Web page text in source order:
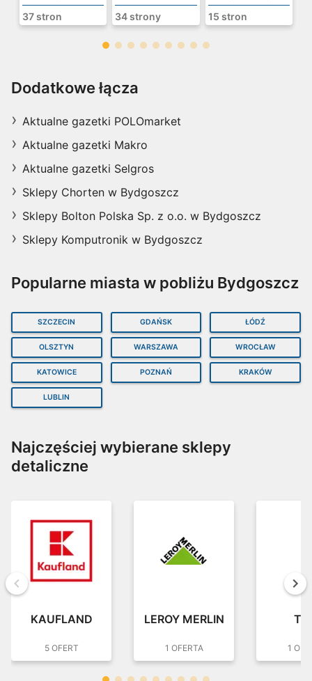
37 stron 34 strony 15 stron
Dworcowa 46, 85-001 Bydgoszcz
odległość: 0,44 km
oferty: 3
Biedronka gaz
etka
84 strony
Szeroki wybór
ofert
44 strony
Aktualne ofert
y i promocje
82 strony
Dodatkowe łącza
Aktualne gazetki POLOmarket
Aktualne gazetki Makro
Aktualne gazetki Selgros
Sklepy Chorten w Bydgoszcz
Sklepy Bolton Polska Sp. z o.o. w Bydgoszcz
Sklepy Komputronik w Bydgoszcz
Popularne miasta w pobliżu Bydgoszcz
SZCZECIN GDAŃSK ŁÓDŹ
OLSZTYN WARSZAWA WROCŁAW
KATOWICE POZNAŃ KRAKÓW
LUBLIN
Najczęściej wybierane sklepy
detaliczne
Wstecz
KAUFLAND
5 OFERT
LEROY MERLIN
1 OFERTA 1